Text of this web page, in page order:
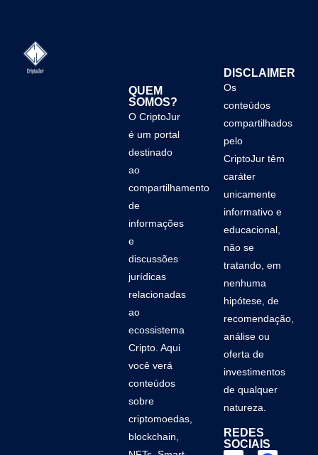
QUEM
SOMOS?
O CriptoJur
é um portal
destinado
ao
compartilhamento
de
informações
e
discussões
jurídicas
relacionadas
ao
ecossistema
Cripto. Aqui
você verá
conteúdos
sobre
criptomoedas,
blockchain,
DISCLAIMER
Os
conteúdos
compartilhados
pelo
CriptoJur têm
caráter
unicamente
informativo e
educacional,
não se
tratando, em
nenhuma
hipótese, de
recomendação,
análise ou
oferta de
investimentos
de qualquer
natureza.
REDES
SOCIAIS